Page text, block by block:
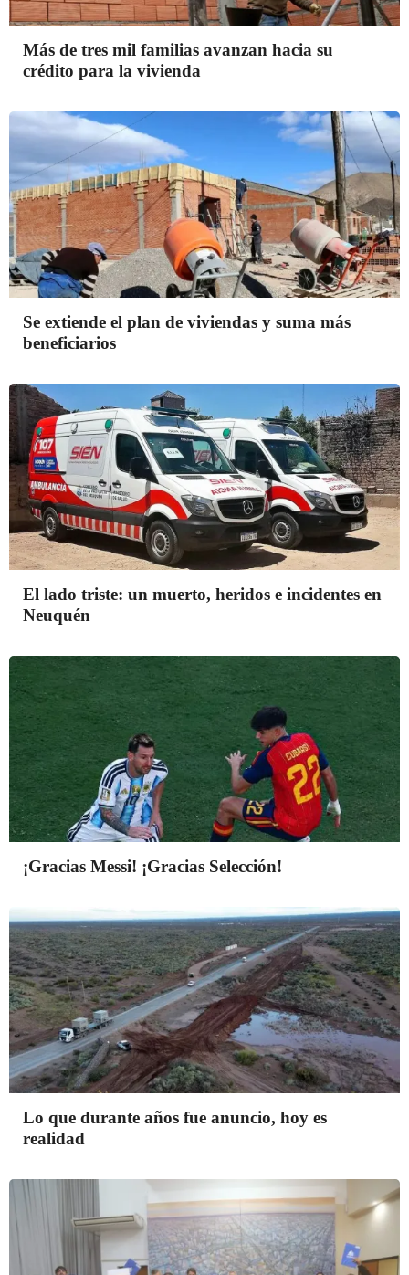
Más de tres mil familias avanzan hacia su
crédito para la vivienda
Se extiende el plan de viviendas y suma más
beneficiarios
El lado triste: un muerto, heridos e incidentes en
Neuquén
¡Gracias Messi! ¡Gracias Selección!
Lo que durante años fue anuncio, hoy es
realidad